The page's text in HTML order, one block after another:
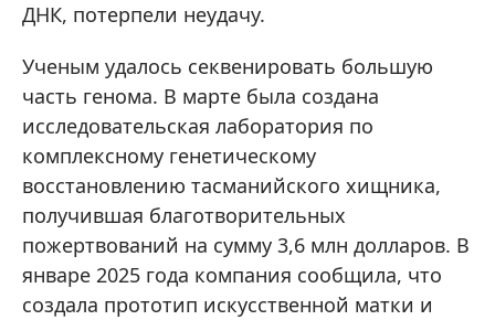
ДНК, потерпели неудачу.
Ученым удалось секвенировать большую
часть генома. В марте была создана
исследовательская лаборатория по
комплексному генетическому
восстановлению тасманийского хищника,
получившая благотворительных
пожертвований на сумму 3,6 млн долларов. В
январе 2025 года компания сообщила, что
создала прототип искусственной матки и